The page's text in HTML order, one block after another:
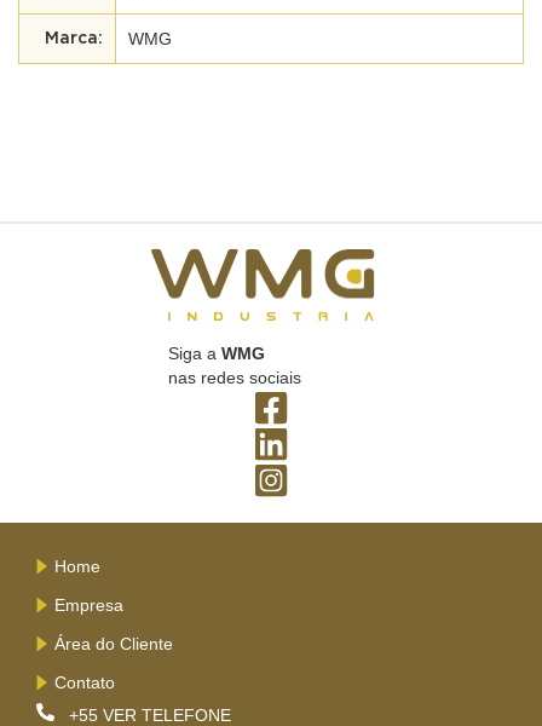
WMG
Siga a WMG
nas redes sociais
Home
Empresa
Área do Cliente
Contato
+55 VER TELEFONE